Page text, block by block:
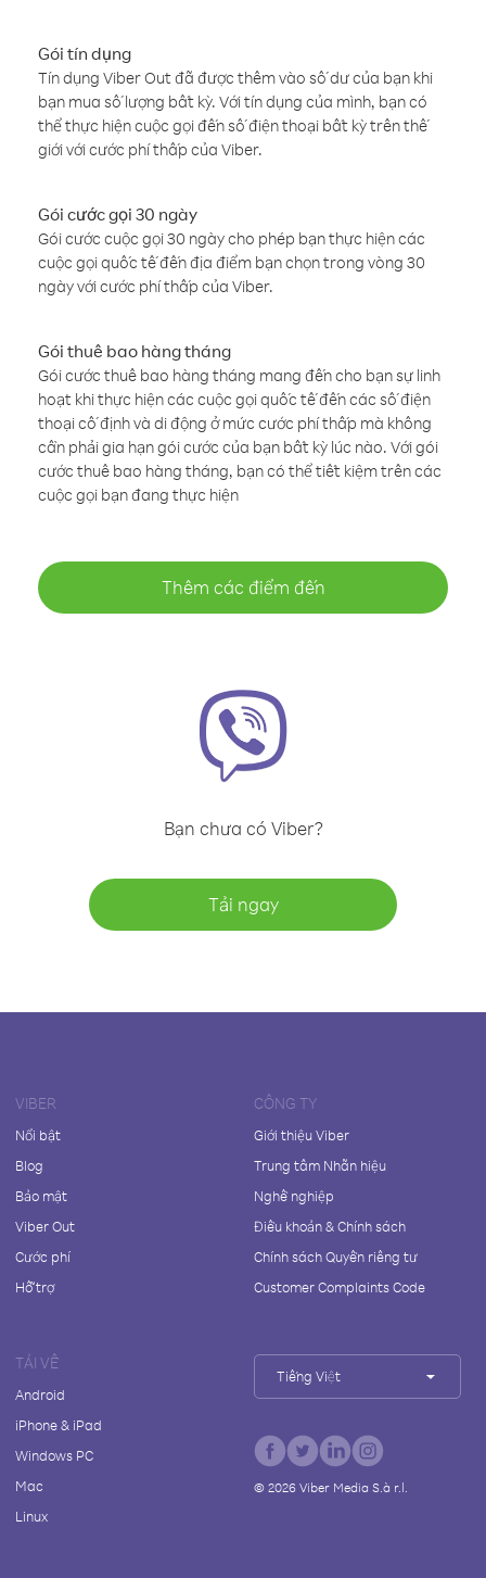
Gói tín dụng
Tín dụng Viber Out đã được thêm vào số dư của bạn khi
bạn mua số lượng bất kỳ. Với tín dụng của mình, bạn có
thể thực hiện cuộc gọi đến số điện thoại bất kỳ trên thế
giới với cước phí thấp của Viber.
Gói cước gọi 30 ngày
Gói cước cuộc gọi 30 ngày cho phép bạn thực hiện các
cuộc gọi quốc tế đến địa điểm bạn chọn trong vòng 30
ngày với cước phí thấp của Viber.
Gói thuê bao hàng tháng
Gói cước thuê bao hàng tháng mang đến cho bạn sự linh
hoạt khi thực hiện các cuộc gọi quốc tế đến các số điện
thoại cố định và di động ở mức cước phí thấp mà không
cần phải gia hạn gói cước của bạn bất kỳ lúc nào. Với gói
cước thuê bao hàng tháng, bạn có thể tiết kiệm trên các
cuộc gọi bạn đang thực hiện
Thêm các điểm đến
Bạn chưa có Viber?
Tải ngay
VIBER
Nổi bật
Blog
Bảo mật
Viber Out
Cước phí
Hỗ trợ
CÔNG TY
Giới thiệu Viber
Trung tâm Nhãn hiệu
Nghề nghiệp
Điều khoản & Chính sách
Chính sách Quyền riêng tư
Customer Complaints Code
TẢI VỀ
Android
iPhone & iPad
Windows PC
Mac
Linux
Tiếng Việt
© 2026Viber Media S.à r.l.